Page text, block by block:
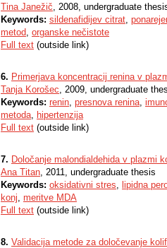
Tina Janežič, 2008, undergraduate
Keywords: sildenafidijev citrat,
metod, organske nečistote
Full text (outside link)
6. Primerjava koncentracij renina v
Tanja Korošec, 2009, undergraduate
Keywords: renin, presnova renina,
metoda, hipertenzija
Full text (outside link)
7. Določanje malondialdehida v plazmi
Ana Titan, 2011, undergraduate thesis
Keywords: oksidativni stres, lipidna
konj, meritve MDA
Full text (outside link)
8. Validacija metode za določevanje